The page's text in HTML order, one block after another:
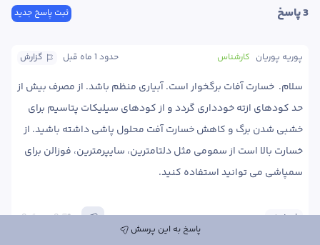
ثبت پاسخ جدید 3 پاسخ
گزارش حدود 1 ماه قبل کارشناس پوریه پوریان
سمپاشی می توانید استفاده کنید.
0 0
پاسخ
پاسخ به این پرسش